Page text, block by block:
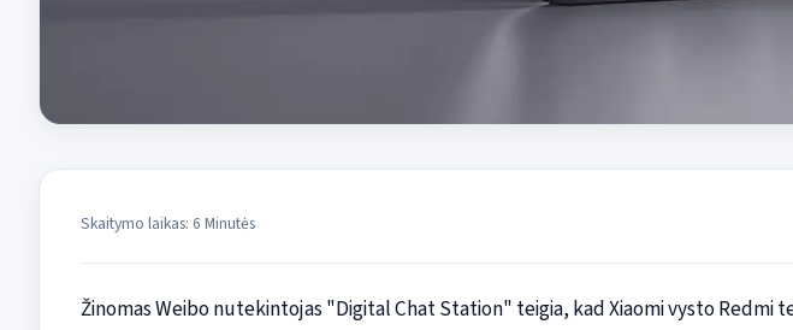
Skaitymo laikas: 6 Minutės
Žinomas Weibo nutekintojas "Digital Chat Station" teigia, kad Xiaomi vysto Redmi